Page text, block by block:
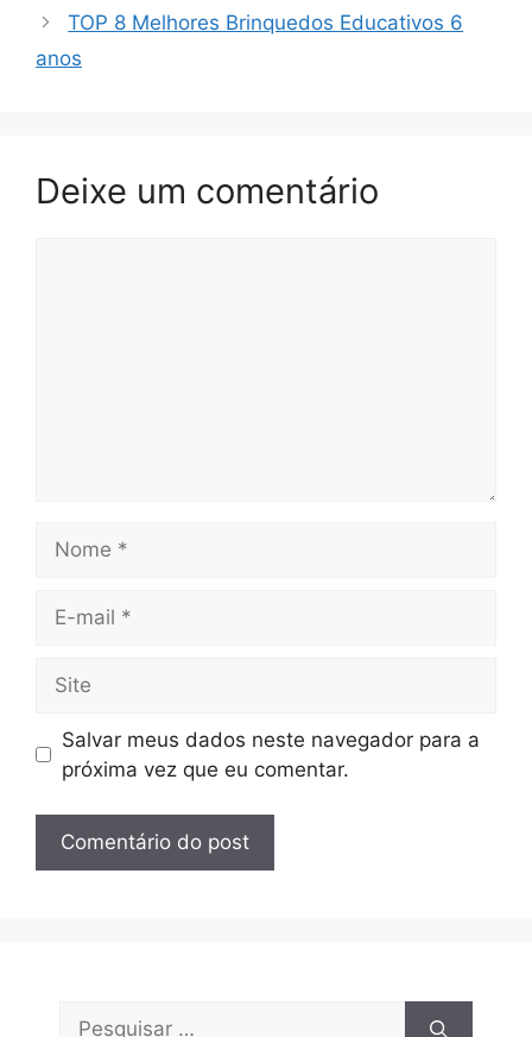
TOP 8 Melhores Brinquedos Educativos 6
anos
Deixe um comentário
mail
Salvar meus dados neste navegador para a
próxima vez que eu comentar.
Pesquisar